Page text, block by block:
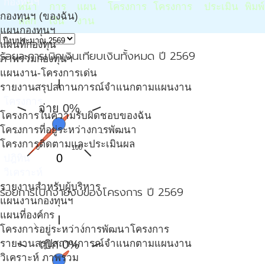
กองทุนฯ (ของฉัน)
แผนกองทุนฯ
แผนที่กองทุน
ภาพรวมกองทุนฯ
แผนงาน-โครงการเด่น
รายงานสรุปสถานการณ์จำแนกตามแผนงาน
โครงการในความรับผิดชอบของฉัน
โครงการที่อยู่ระหว่างการพัฒนา
โครงการติดตามและประเมินผล
ปฎิทิน
รายงานสำหรับผู้บริหาร
แผนงานกองทุนฯ
แผนที่องค์กร
โครงการอยู่ระหว่างการพัฒนาโครงการ
รายงานสรุปสถานการณ์จำแนกตามแผนงาน
วิเคราะห์ ภาพรวม
หน้า
หลัก
การ
เงิน
แผน
งาน
โครงการ
โครงการ
ประเมิน
พิมพ์
ร้อยละการเบิกเงินเทียบเงินทั้งหมด ปี 2569
จ่าย 0%
0 100
0
ร้อยการเบิกจ่ายงบของโครงการ ปี 2569
เบิก 0%